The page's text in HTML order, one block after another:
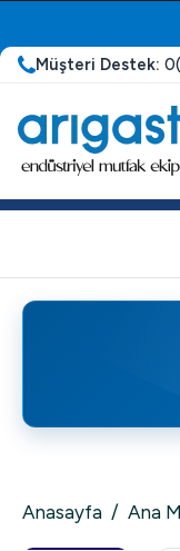
Müşteri Destek:
Anasayfa / Ana